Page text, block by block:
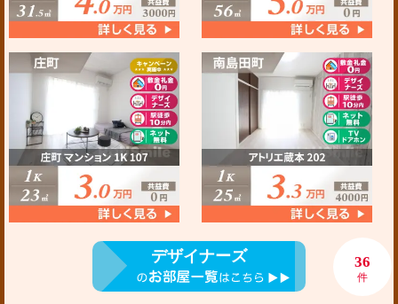
デザイナーズ 36
件